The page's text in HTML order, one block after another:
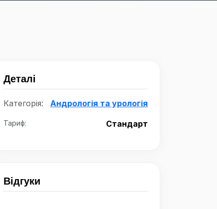
Деталі
Категорія: Андрологія та урологія
Тариф: Стандарт
Відгуки